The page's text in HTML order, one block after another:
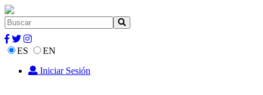
ES
EN
Iniciar Sesión